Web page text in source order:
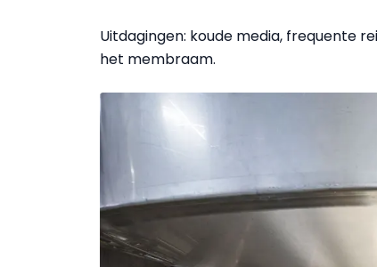
Uitdagingen: koude media, frequente
het membraam.